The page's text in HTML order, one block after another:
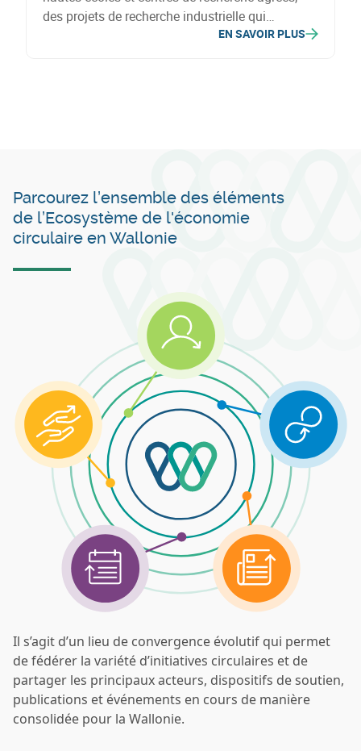
des projets de recherche industrielle qui
permettront l'émergence d'un produit, d'un
EN SAVOIR PLUS
Parcourez l’ensemble des éléments
de l’Ecosystème de l'économie
circulaire en Wallonie
Il s’agit d’un lieu de convergence évolutif qui permet
de fédérer la variété d’initiatives circulaires et de
partager les principaux acteurs, dispositifs de soutien,
publications et événements en cours de manière
consolidée pour la Wallonie.